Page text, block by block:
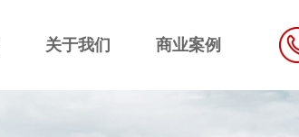
关于我们 商业案例